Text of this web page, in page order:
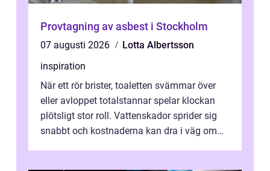
Provtagning av asbest i Stockholm
07 augusti 2026
Lotta Albertsson
inspiration
När ett rör brister, toaletten svämmar över
eller avloppet totalstannar spelar klockan
plötsligt stor roll. Vattenskador sprider sig
snabbt och kostnaderna kan dra i väg om